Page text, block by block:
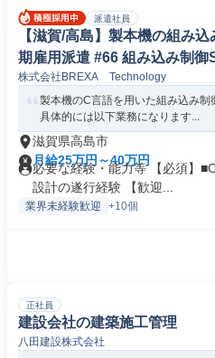
派遣社員
【滋賀/高島】製本機の組み
期雇用派遣 #66 組み込み制御
株式会社BREXA Technology
製本機のC言語を用いた組み込み制
具体的には以下業務になります...
滋賀県高島市
月給25万円～40万円
必要な経験・能力等 【必須】
設計の遂行経験 【歓迎...
業界未経験歓迎 +10個
正社員
建設会社の建築施工管理
八田建設株式会社